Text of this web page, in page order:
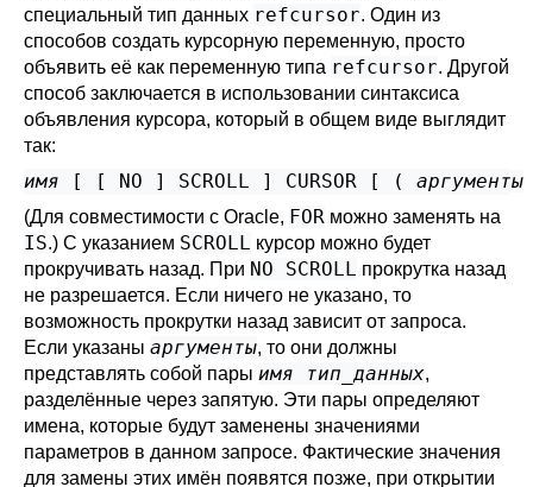
специальный тип данных refcursor. Один из
способов создать курсорную переменную, просто
объявить её как переменную типа refcursor. Другой
способ заключается в использовании синтаксиса
объявления курсора, который в общем виде выглядит
так:
имя [ [ NO ] SCROLL ] CURSOR [ ( аргументы
(Для совместимости с Oracle, FOR можно заменять на
IS.) С указанием SCROLL курсор можно будет
прокручивать назад. При NO SCROLL прокрутка назад
не разрешается. Если ничего не указано, то
возможность прокрутки назад зависит от запроса.
Если указаны аргументы, то они должны
представлять собой пары имя тип_данных,
разделённые через запятую. Эти пары определяют
имена, которые будут заменены значениями
параметров в данном запросе. Фактические значения
для замены этих имён появятся позже, при открытии